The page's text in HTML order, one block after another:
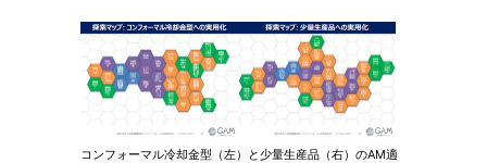
コンフォーマル冷却金型（左）と少量生産品（右）のAM適